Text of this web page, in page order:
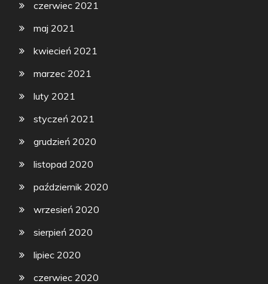
czerwiec 2021
maj 2021
kwiecień 2021
marzec 2021
luty 2021
styczeń 2021
grudzień 2020
listopad 2020
październik 2020
wrzesień 2020
sierpień 2020
lipiec 2020
czerwiec 2020